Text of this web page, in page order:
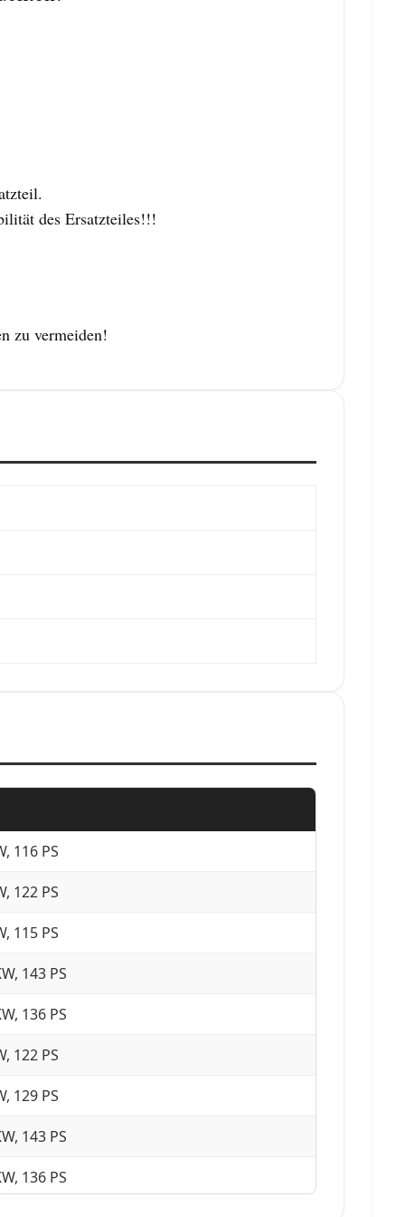
des Ersatzteiles!!!
zu vermeiden!
116 PS
122 PS
115 PS
143 PS
136 PS
122 PS
129 PS
143 PS
136 PS